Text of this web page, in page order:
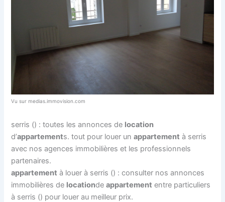
Vu sur medias.immovision.com
serris () : toutes les annonces de location
d’appartements. tout pour louer unappartement à serris
avec nos agences immobilières et les professionnels
partenaires.
appartement à louer à serris () : consulter nos annonces
immobilières de locationdeappartement entre particuliers
à serris () pour louer au meilleur prix.